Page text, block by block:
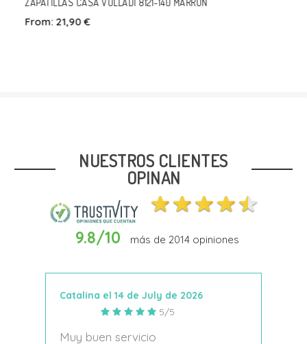
In Den Warenkorb
ZAPATILLAS CASA VULLADI 8121-140 MARRÓN
From:21,90 €
NUESTROS CLIENTES
OPINAN
9.8/10 más de 2014opiniones
Catalina el 14 de July de 2026
5/5
Muy buen servicio